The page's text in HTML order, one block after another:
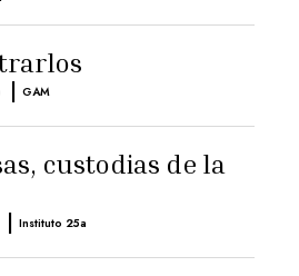
| GAM
custodias de la
| Instituto 25a